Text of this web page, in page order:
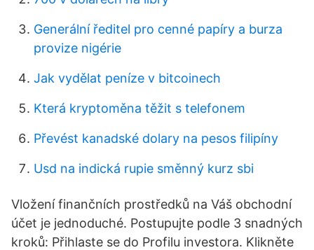
Generální ředitel pro cenné papíry a burza
provize nigérie
Jak vydělat peníze v bitcoinech
Která kryptoměna těžit s telefonem
Převést kanadské dolary na pesos filipíny
Usd na indická rupie směnný kurz sbi
Vložení finančních prostředků na Váš obchodní
účet je jednoduché. Postupujte podle 3 snadných
kroků: Přihlaste se do Profilu investora. Klikněte